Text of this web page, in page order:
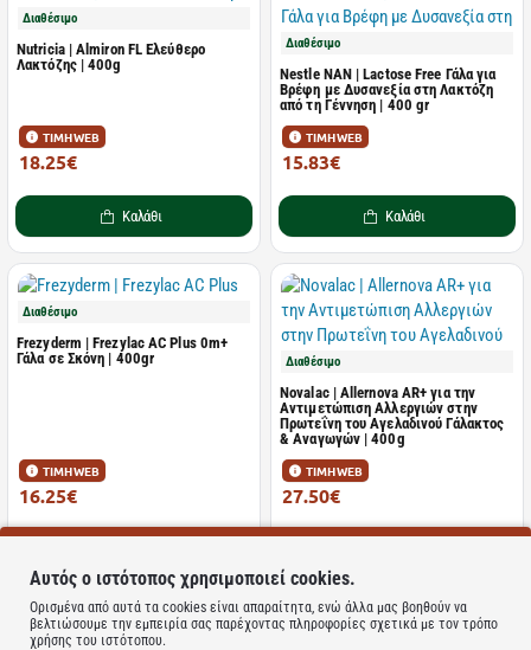
Διαθέσιμο
Νutricia | Almiron FL Ελεύθερο
Λακτόζης | 400g
ΤΙΜΗ WEB
18.25€
Καλάθι
Διαθέσιμο
Nestle NAN | Lactose Free Γάλα για
Βρέφη με Δυσανεξία στη Λακτόζη
από τη Γέννηση | 400 gr
ΤΙΜΗ WEB
15.83€
Καλάθι
Διαθέσιμο
Frezyderm | Frezylac AC Plus 0m+
Γάλα σε Σκόνη | 400gr
ΤΙΜΗ WEB
16.25€
Διαθέσιμο
Novalac | Allernova AR+ για την
Αντιμετώπιση Αλλεργιών στην
Πρωτεΐνη του Αγελαδινού Γάλακτος
& Αναγωγών | 400g
ΤΙΜΗ WEB
27.50€
Διαθέσιμο
Αυτός ο ιστότοπος χρησιμοποιεί cookies.
Ορισμένα από αυτά τα cookies είναι απαραίτητα, ενώ άλλα μας βοηθούν να
βελτιώσουμε την εμπειρία σας παρέχοντας πληροφορίες σχετικά με τον τρόπο
χρήσης του ιστότοπου.